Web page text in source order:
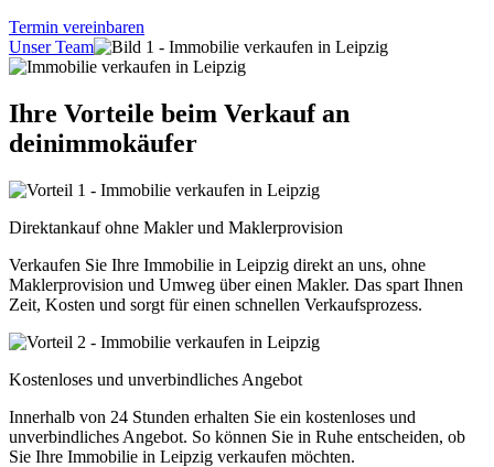
Termin vereinbaren
Unser Team
Ihre Vorteile beim Verkauf an
deinimmokäufer
Direktankauf ohne Makler und Maklerprovision
Verkaufen Sie Ihre Immobilie in Leipzig direkt an uns, ohne
Maklerprovision und Umweg über einen Makler. Das spart Ihnen
Zeit, Kosten und sorgt für einen schnellen Verkaufsprozess.
Kostenloses und unverbindliches Angebot
Innerhalb von 24 Stunden erhalten Sie ein kostenloses und
unverbindliches Angebot. So können Sie in Ruhe entscheiden, ob
Sie Ihre Immobilie in Leipzig verkaufen möchten.